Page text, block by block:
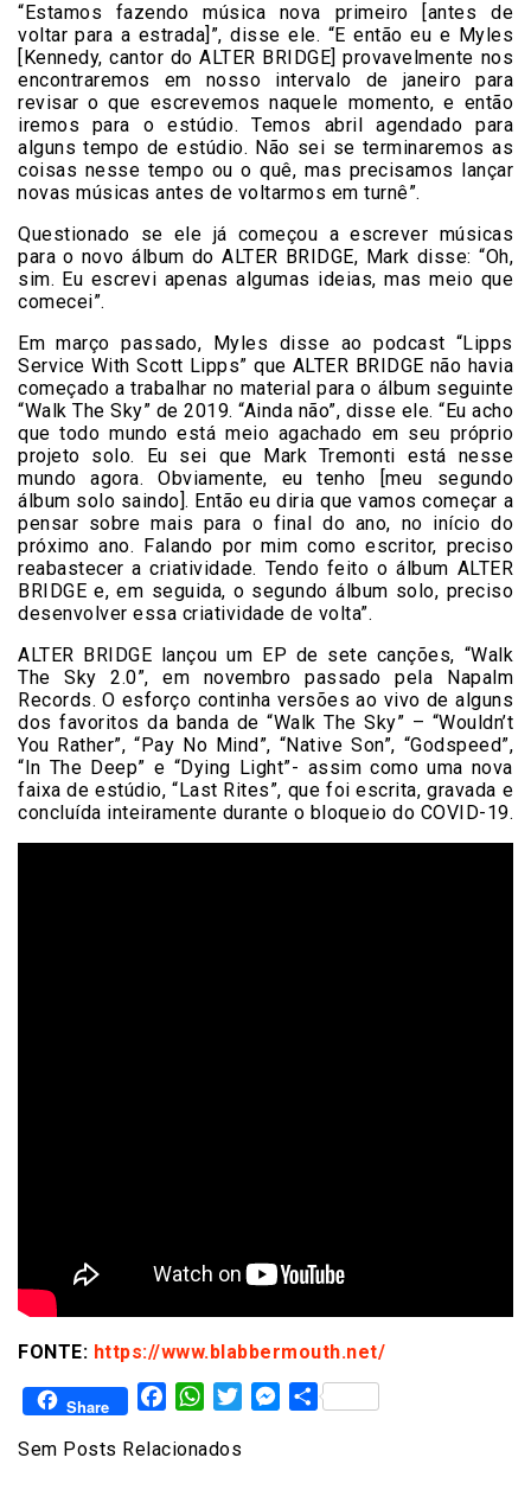
“Estamos fazendo música nova primeiro [antes de
voltar para a estrada]”, disse ele. “E então eu e Myles
[Kennedy, cantor do ALTER BRIDGE] provavelmente nos
encontraremos em nosso intervalo de janeiro para
revisar o que escrevemos naquele momento, e então
iremos para o estúdio. Temos abril agendado para
alguns tempo de estúdio. Não sei se terminaremos as
coisas nesse tempo ou o quê, mas precisamos lançar
novas músicas antes de voltarmos em turnê”.
Questionado se ele já começou a escrever músicas
para o novo álbum do ALTER BRIDGE, Mark disse: “Oh,
sim. Eu escrevi apenas algumas ideias, mas meio que
comecei”.
Em março passado, Myles disse ao podcast “Lipps
Service With Scott Lipps” que ALTER BRIDGE não havia
começado a trabalhar no material para o álbum seguinte
“Walk The Sky” de 2019. “Ainda não”, disse ele. “Eu acho
que todo mundo está meio agachado em seu próprio
projeto solo. Eu sei que Mark Tremonti está nesse
mundo agora. Obviamente, eu tenho [meu segundo
álbum solo saindo]. Então eu diria que vamos começar a
pensar sobre mais para o final do ano, no início do
próximo ano. Falando por mim como escritor, preciso
reabastecer a criatividade. Tendo feito o álbum ALTER
BRIDGE e, em seguida, o segundo álbum solo, preciso
desenvolver essa criatividade de volta”.
ALTER BRIDGE lançou um EP de sete canções, “Walk
The Sky 2.0”, em novembro passado pela Napalm
Records. O esforço continha versões ao vivo de alguns
dos favoritos da banda de “Walk The Sky” – “Wouldn’t
You Rather”, “Pay No Mind”, “Native Son”, “Godspeed”,
“In The Deep” e “Dying Light”- assim como uma nova
faixa de estúdio, “Last Rites”, que foi escrita, gravada e
concluída inteiramente durante o bloqueio do COVID-19.
FONTE: https://www.blabbermouth.net/
Share FacebookWhatsAppTwitterMessenger
Share
Sem Posts Relacionados